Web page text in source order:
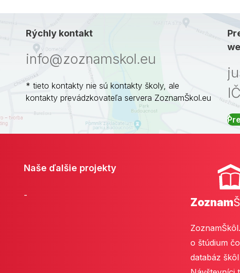
Rýchly kontakt
info@zoznamskol.eu
* tieto kontakty nie sú kontakty školy, ale
kontakty prevádzkovateľa servera ZoznamŠkol.eu
Naše ďalšie projekty
-
Zoznam
o štúdium
databáz